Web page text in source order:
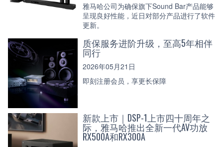
雅马哈公司为确保旗下Sound Bar产品能够
呈现良好性能，近日对部分产品进行了软件
更新。
质保服务进阶升级，至高5年相伴
同行
2026年05月21日
即刻注册会员，享更长保障
新款上市｜DSP-1上市四十周年之
际，雅马哈推出全新一代AV功放
RX500A和RX300A